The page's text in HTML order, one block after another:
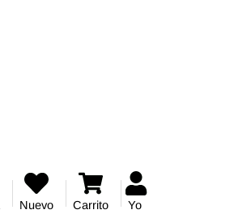
Nuevo Carrito Yo